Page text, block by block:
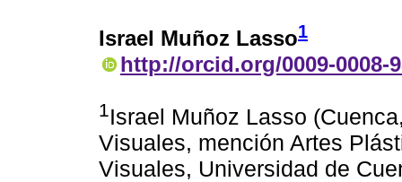
Israel Muñoz Lasso1
http://orcid.org/0009-0008-
1 Israel Muñoz Lasso
Visuales, mención Artes
Visuales, Universidad de